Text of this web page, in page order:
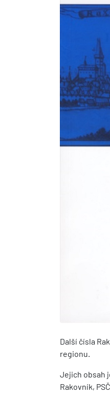
Další čísla
regionu.
Jejich obsah
Rakovník,